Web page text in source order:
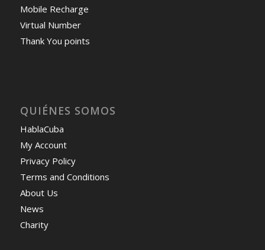
Mobile Recharge
Virtual Number
Thank You points
QUIÉNES SOMOS
HablaCuba
My Account
Privacy Policy
Terms and Conditions
About Us
News
Charity